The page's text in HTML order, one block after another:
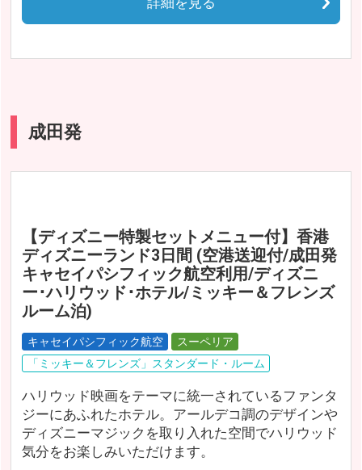
成田発
【ディズニー特製セットメニュー付】香港
ディズニーランド3日間 (空港送迎付/成田発
キャセイパシフィック航空利用/ディズニ
ー･ハリウッド･ホテル/ミッキー＆フレンズ
ルーム泊)
キャセイパシフィック航空
スーペリア
「ミッキー＆フレンズ」スタンダード・ルーム
ハリウッド映画をテーマに統一されているファンタ
ジーにあふれたホテル。アールデコ調のデザインや
ディズニーマジックを取り入れた空間でハリウッド
気分をお楽しみいただけます。